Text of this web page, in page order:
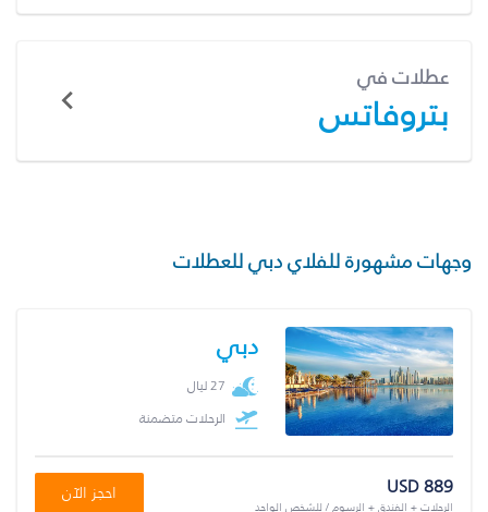
عطلات في
بتروفاتس
وجهات مشهورة للفلاي دبي للعطلات
دبي
27 ليال
الرحلات متضمنة
USD 889
الرحلات + الفندق + الرسوم / للشخص الواحد
احجز الآن